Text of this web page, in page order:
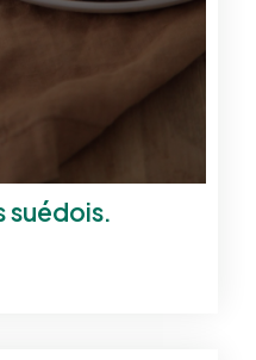
suédois.